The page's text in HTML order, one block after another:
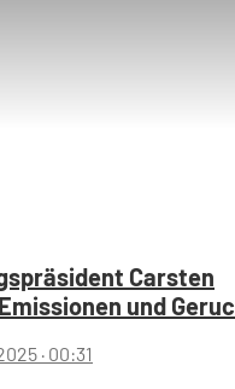
Carsten
und
· 00:31